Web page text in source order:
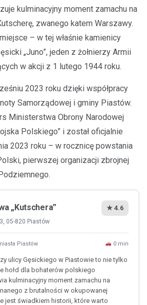
kulminacyjny moment zamachu na
zwanego katem Warszawy.
– w tej właśnie kamienicy
„Juno”, jeden z żołnierzy Armii
w akcji z 1 lutego 1944 roku.
2023 roku dzięki współpracy
Samorządowej i gminy Piastów.
Ministerstwa Obrony Narodowej
Polskiego” i został oficjalnie
2023 roku – w rocznicę powstania
pierwszej organizacji zbrojnej
„Kutschera”
05-820 Piastów
★ 4.6
Piastów 0 min
ulicy Gęsickiego w Piastowie to nie tylko
hołd dla bohaterów polskiego
kulminacyjny moment zamachu na
z brutalności w okupowanej
jest świadkiem historii, które warto